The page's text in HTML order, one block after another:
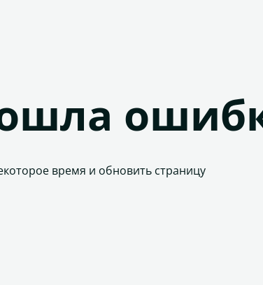
время и обновить страницу